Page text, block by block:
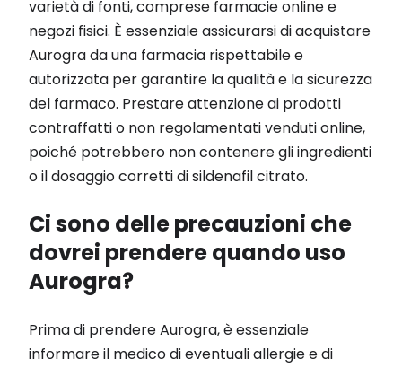
varietà di fonti, comprese farmacie online e
negozi fisici. È essenziale assicurarsi di acquistare
Aurogra da una farmacia rispettabile e
autorizzata per garantire la qualità e la sicurezza
del farmaco. Prestare attenzione ai prodotti
contraffatti o non regolamentati venduti online,
poiché potrebbero non contenere gli ingredienti
o il dosaggio corretti di sildenafil citrato.
Ci sono delle precauzioni che
dovrei prendere quando uso
Aurogra?
Prima di prendere Aurogra, è essenziale
informare il medico di eventuali allergie e di